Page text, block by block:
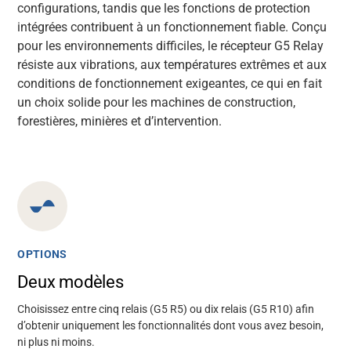
configurations, tandis que les fonctions de protection
intégrées contribuent à un fonctionnement fiable. Conçu
pour les environnements difficiles, le récepteur G5 Relay
résiste aux vibrations, aux températures extrêmes et aux
conditions de fonctionnement exigeantes, ce qui en fait
un choix solide pour les machines de construction,
forestières, minières et d’intervention.
OPTIONS
Deux modèles
Choisissez entre cinq relais (G5 R5) ou dix relais (G5 R10) afin
d’obtenir uniquement les fonctionnalités dont vous avez besoin,
ni plus ni moins.